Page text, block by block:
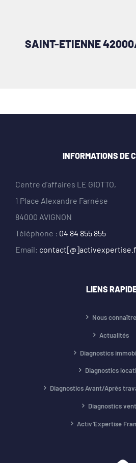
SAINT-ETIENNE
INFORMATIONS DE
Centre d’affaires LE GIOTTO,
1 Place Alexandre Farnése
84000 AVIGNON
Téléphone : 04 84 855 855
Email:
LIENS
Nous connaître
Actualités
Diagnostics
Diagnostics
Diagnostics Avant/Après
Diagnostics
Activ’Expertise